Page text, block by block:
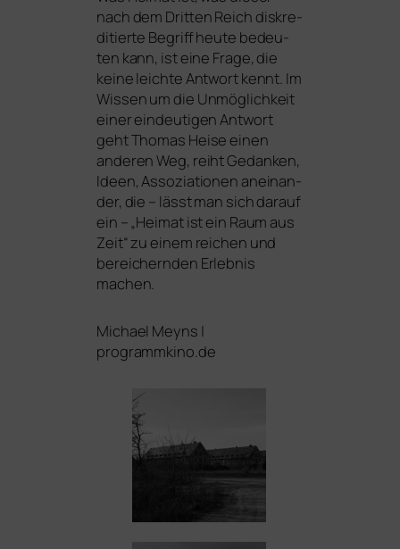
nach dem Dritten Reich dis­kre­
di­tier­te Begriff heu­te bedeu­
ten kann, ist eine Frage, die
kei­ne leich­te Antwort kennt. Im
Wissen um die Unmöglichkeit
einer ein­deu­ti­gen Antwort
geht Thomas Heise einen
ande­ren Weg, reiht Gedanken,
Ideen, Assoziationen anein­an­
der, die – lässt man sich dar­auf
ein – „Heimat ist ein Raum aus
Zeit“ zu einem rei­chen und
berei­chern­den Erlebnis
machen.
Michael Meyns |
programmkino.de